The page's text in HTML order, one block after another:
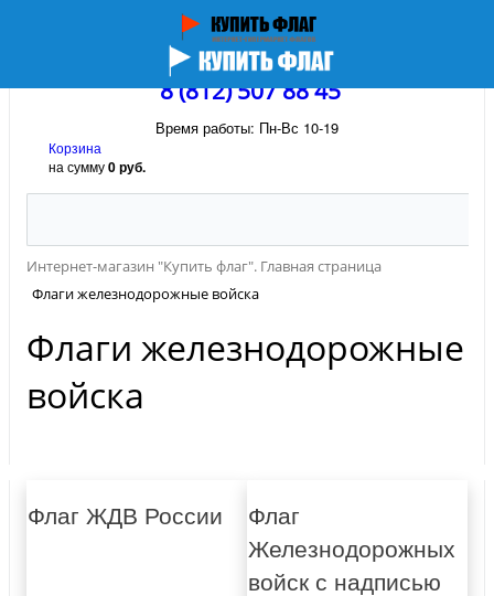
8 (812) 507 88 45
Время работы: Пн-Вс 10-19
Корзина
на сумму0 руб.
Интернет-магазин "Купить флаг". Главная страница
Флаги железнодорожные войска
Флаги железнодорожные
войска
Флаг ЖДВ России
Флаг
Железнодорожных
войск с надписью